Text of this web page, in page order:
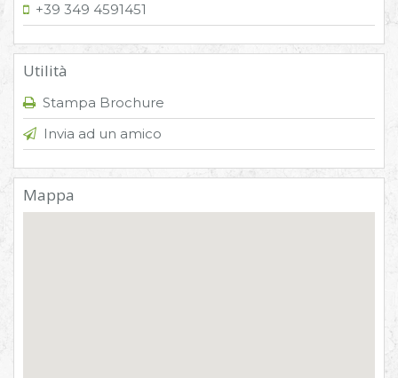
+39 349 4591451
Utilità
Stampa Brochure
Invia ad un amico
Mappa